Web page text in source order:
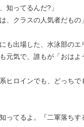
知ってるんだ?」
、クラスの人気者だもの」
も出場した、水泳部のエ
元気で、誰もが「おはよ
ヒロインでも、どっちで
ってるよ。『二軍落ちす